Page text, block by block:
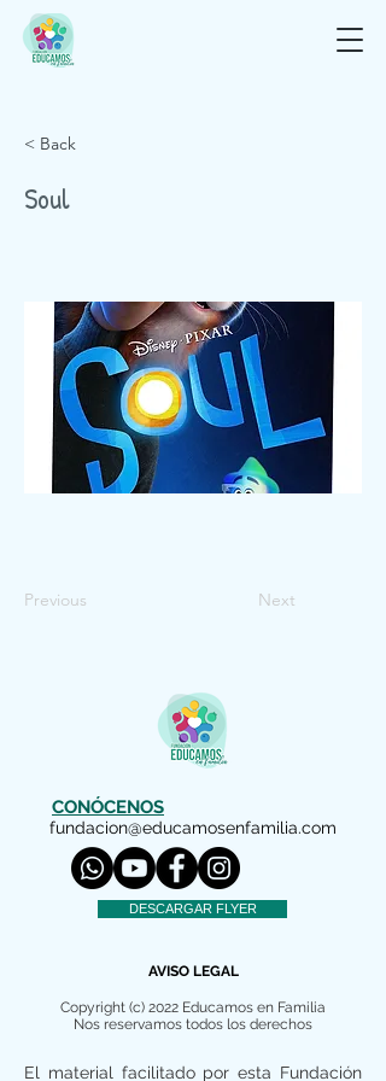
< Back
Soul
Previous Next
CONÓCENOS
fundacion@educamosenfamilia.com
DESCARGAR FLYER
AVISO LEGAL
Copyright (c) 2022 Educamos en Familia
Nos reservamos todos los derechos
El material facilitado por esta Fundación